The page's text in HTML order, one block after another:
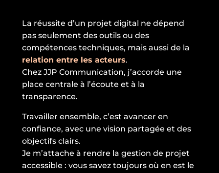
La réussite d’un projet digital ne dépend
pas seulement des outils ou des
compétences techniques, mais aussi de la
relation entre les acteurs.
Chez JJP Communication, j’accorde une
place centrale à l’écoute et à la
transparence.
Travailler ensemble, c’est avancer en
confiance, avec une vision partagée et des
objectifs clairs.
Je m’attache à rendre la gestion de projet
accessible : vous savez toujours où en est le